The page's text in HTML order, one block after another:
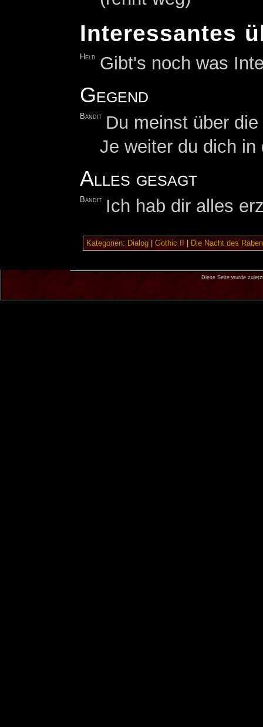
Interessantes
Held Gibt's noch was
Gegend
Bandit Du meinst über
Je weiter du dich
Alles gesagt
Bandit Ich hab dir alles
Kategorien: Dialog| Gothic II Die Nacht des Raben
Diese Seite wurde